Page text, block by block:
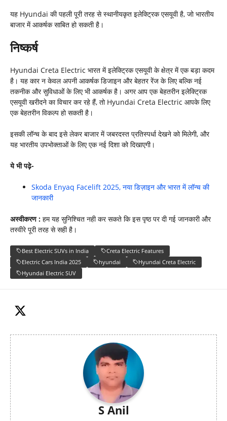
यह Hyundai की पहली पूरी तरह से स्थानीयकृत इलेक्ट्रिक एसयूवी है, जो भारतीय
बाजार में आकर्षक साबित हो सकती है।
निष्कर्ष
Hyundai Creta Electric भारत में इलेक्ट्रिक एसयूवी के क्षेत्र में एक बड़ा कदम
है। यह कार न केवल अपनी आकर्षक डिजाइन और बेहतर रेंज के लिए बल्कि नई
तकनीक और सुविधाओं के लिए भी आकर्षक है। अगर आप एक बेहतरीन इलेक्ट्रिक
एसयूवी खरीदने का विचार कर रहे हैं, तो Hyundai Creta Electric आपके लिए
एक बेहतरीन विकल्प हो सकती है।
इसकी लॉन्च के बाद इसे लेकर बाजार में जबरदस्त प्रतिस्पर्धा देखने को मिलेगी, और
यह भारतीय उपभोक्ताओं के लिए एक नई दिशा को दिखाएगी।
ये भी पढ़े-
Skoda Enyaq Facelift 2025, नया डिज़ाइन और भारत में लॉन्च की
जानकारी
अस्वीकरण : हम यह सुनिश्चित नही कर सकते कि इस पृष्ठ पर दी गई जानकारी और
तस्वीरे पूरी तरह से सही है।
Best Electric SUVs in India
Creta Electric Features
Electric Cars India 2025
hyundai
Hyundai Creta Electric
Hyundai Electric SUV
S Anil